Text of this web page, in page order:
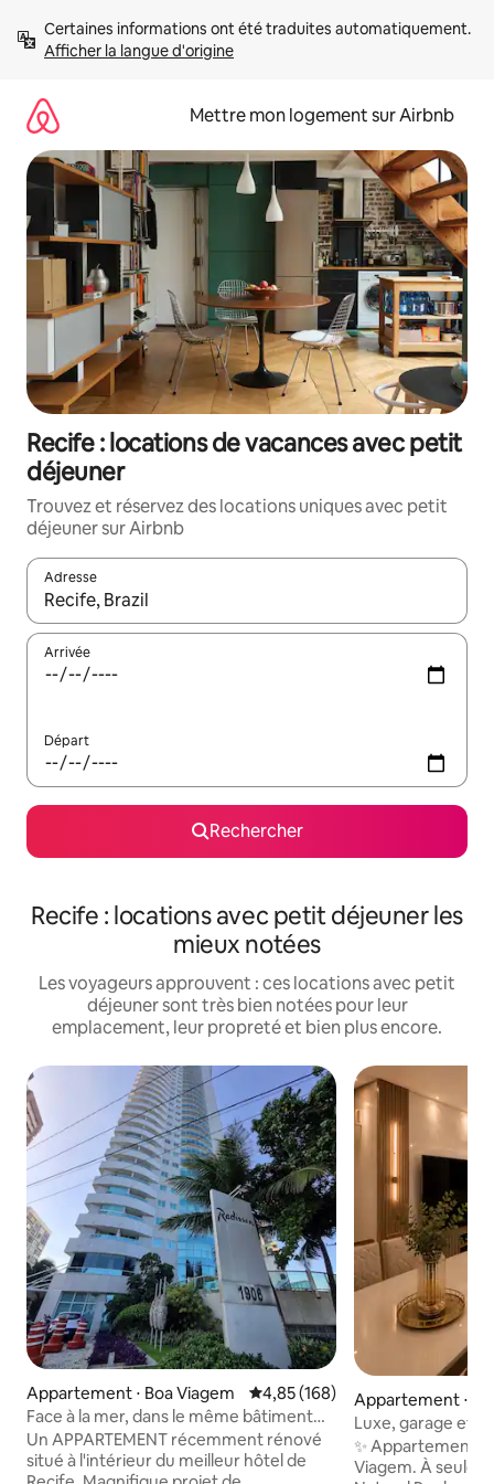
directement
Afficher la langue d'origine
Mettre mon logement sur Airbnb
Recife : locations de vacances avec petit
déjeuner
Trouvez et réservez des locations uniques avec petit
déjeuner sur Airbnb
Adresse
Lorsque les résultats s'affichent, utilisez les flèches vers le
Arrivée
Départ
Rechercher
Recife : locations avec petit déjeuner les
mieux notées
Les voyageurs approuvent : ces locations avec petit
déjeuner sont très bien notées pour leur
emplacement, leur propreté et bien plus encore.
Appartement ⋅ Boa Viagem Évaluation moyenne sur la
4,85 (168)
Face à la mer, dans le même bâtiment
qu'un hôtel
Un APPARTEMENT récemment rénové
situé à l'intérieur du meilleur hôtel de
Appartement ⋅
Luxe, garage et
premium
✨ Appartement
Viagem. À